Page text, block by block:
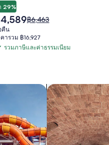
29%
า
บัน
ราคา
คือ
฿6,463
เติม
เดิม
฿6,463
คืน
ารวม ฿16,927
รวมภาษีและค่าธรรมเนียม
ค้นหาที่พักที่มีสปา